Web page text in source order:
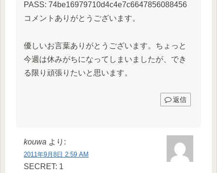
PASS: 74be16979710d4c4e7c6647856088456
コメントありがとうございます。
優しいお言葉ありがとうございます。ちょっと
今週は休みがちになってしまいましたが、でき
る限り頑張りたいと思います。
返信
kouwa より:
2011年9月8日 2:59 AM
SECRET: 1